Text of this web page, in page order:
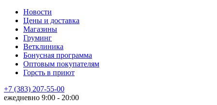
Новости
Цены и доставка
Магазины
Груминг
Ветклиника
Бонусная программа
Оптовым покупателям
Горсть в приют
+7 (383) 207-55-00
ежедневно 9:00 - 20:00